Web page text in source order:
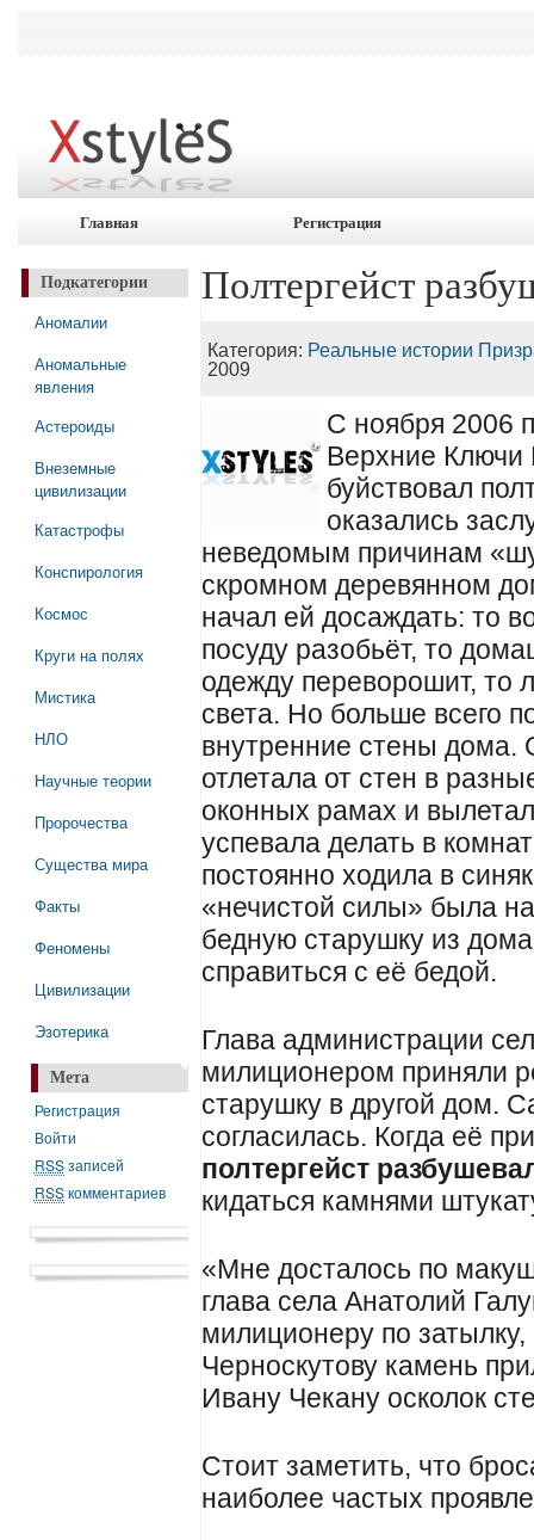
Главная Регистрация
Подкатегории
Аномалии
Аномальные
явления
Астероиды
Внеземные
цивилизации
Катастрофы
Конспирология
Космос
Круги на полях
Мистика
НЛО
Научные теории
Пророчества
Существа мира
Факты
Феномены
Цивилизации
Эзотерика
Мета
Регистрация
Войти
RSSзаписей
RSSкомментариев
Полтергейст
Категория: Реальные истории
2009
С ноября 2006
Верхние Ключи
буйствовал
оказались
неведомым причинам
скромном деревянном
начал ей досаждать: то
посуду разобьёт, то
одежду переворошит, то
света. Но больше всего
внутренние стены дома.
отлетала от стен в
оконных рамах и
успевала делать в
постоянно ходила в
«нечистой силы» была
бедную старушку из
справиться с её бедой.
Глава администрации
милиционером приняли
старушку в другой дом.
согласилась. Когда её
полтергейст
кидаться камнями
«Мне досталось по
глава села Анатолий
милиционеру по
Черноскутову камень
Ивану Чекану осколок
Стоит заметить, что
наиболее частых